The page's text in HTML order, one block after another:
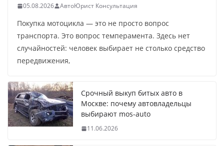
05.08.2026 АвтоЮрист Консультация
Покупка мотоцикла — это не просто вопрос
транспорта. Это вопрос темперамента. Здесь нет
случайностей: человек выбирает не столько средство
передвижения,
Срочный выкуп битых авто в
Москве: почему автовладельцы
выбирают mos-auto
11.06.2026